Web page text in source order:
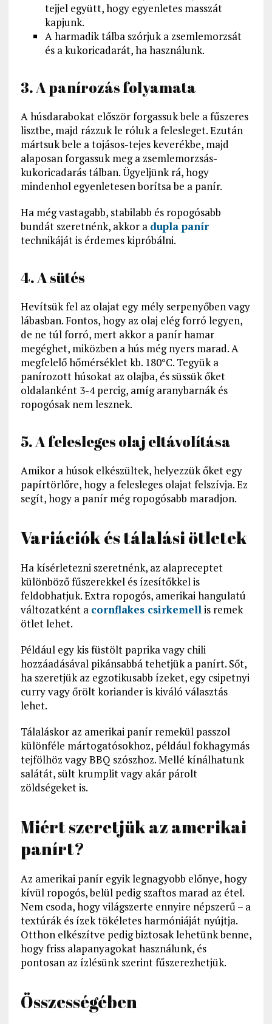
tejjel együtt, hogy egyenletes masszát
kapjunk.
A harmadik tálba szórjuk a zsemlemorzsát
és a kukoricadarát, ha használunk.
3. A panírozás folyamata
A húsdarabokat először forgassuk bele a fűszeres
lisztbe, majd rázzuk le róluk a felesleget. Ezután
mártsuk bele a tojásos-tejes keverékbe, majd
alaposan forgassuk meg a zsemlemorzsás-
kukoricadarás tálban. Ügyeljünk rá, hogy
mindenhol egyenletesen borítsa be a panír.
Ha még vastagabb, stabilabb és ropogósabb
bundát szeretnénk, akkor a dupla panír
technikáját is érdemes kipróbálni.
4. A sütés
Hevítsük fel az olajat egy mély serpenyőben vagy
lábasban. Fontos, hogy az olaj elég forró legyen,
de ne túl forró, mert akkor a panír hamar
megéghet, miközben a hús még nyers marad. A
megfelelő hőmérséklet kb. 180°C. Tegyük a
panírozott húsokat az olajba, és süssük őket
oldalanként 3-4 percig, amíg aranybarnák és
ropogósak nem lesznek.
5. A felesleges olaj eltávolítása
Amikor a húsok elkészültek, helyezzük őket egy
papírtörlőre, hogy a felesleges olajat felszívja. Ez
segít, hogy a panír még ropogósabb maradjon.
Variációk és tálalási ötletek
Ha kísérletezni szeretnénk, az alapreceptet
különböző fűszerekkel és ízesítőkkel is
feldobhatjuk. Extra ropogós, amerikai hangulatú
változatként a cornflakes csirkemellis remek
ötlet lehet.
Például egy kis füstölt paprika vagy chili
hozzáadásával pikánsabbá tehetjük a panírt. Sőt,
ha szeretjük az egzotikusabb ízeket, egy csipetnyi
curry vagy őrölt koriander is kiváló választás
lehet.
Tálaláskor az amerikai panír remekül passzol
különféle mártogatósokhoz, például fokhagymás
tejfölhöz vagy BBQ szószhoz. Mellé kínálhatunk
salátát, sült krumplit vagy akár párolt
zöldségeket is.
Miért szeretjük az amerikai
panírt?
Az amerikai panír egyik legnagyobb előnye, hogy
kívül ropogós, belül pedig szaftos marad az étel.
Nem csoda, hogy világszerte ennyire népszerű – a
textúrák és ízek tökéletes harmóniáját nyújtja.
Otthon elkészítve pedig biztosak lehetünk benne,
hogy friss alapanyagokat használunk, és
pontosan az ízlésünk szerint fűszerezhetjük.
Összességében